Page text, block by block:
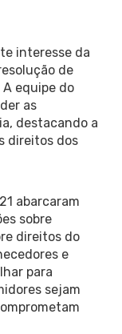
interesse da
de
equipe do
as
destacando a
direitos dos
abarcaram
sobre
direitos do
e
para
sejam